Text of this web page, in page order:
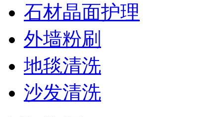
石材晶面护理
外墙粉刷
地毯清洗
沙发清洗